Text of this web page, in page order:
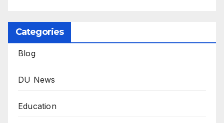
Categories
Blog
DU News
Education